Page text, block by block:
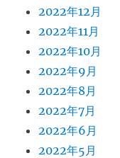
2022年12月
2022年11月
2022年10月
2022年9月
2022年8月
2022年7月
2022年6月
2022年5月